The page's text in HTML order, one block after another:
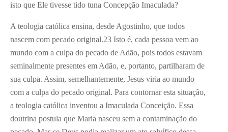
isto que Ele tivesse tido tuna Concepção Imaculada?
A teologia católica ensina, desde Agostinho, que todos
nascem com pecado original.23 Isto é, cada pessoa vem ao
mundo com a culpa do pecado de Adão, pois todos estavam
seminalmente presentes em Adão, e, portanto, partilharam de
sua culpa. Assim, semelhantemente, Jesus viria ao mundo
com a culpa do pecado original. Para contornar esta situação,
a teologia católica inventou a Imaculada Conceição. Essa
doutrina postula que Maria nasceu sem a contaminação do